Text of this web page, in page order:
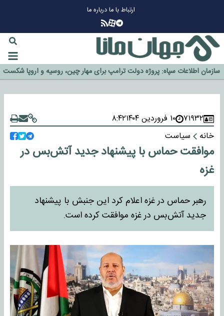
ارتباط با مادرباره ما
گزینه جدایی اوسمار روی میز مدیران پرسپولیس
آیا رئیس جمهور آمریکا قانون را دور می‌زند؟
اخراج رسمی چهره نامدار از پرسپولیس
سازمان اطلاعات سپاه: پروژه دولت ترامپ برای مهار چین، روسیه و اروپا شکست
خورد
۷۱۹۳۲ ۱۰ فروردین ۱۴۰۴
۸:۴۲
خانه
سیاست
موافقت حماس با پیشنهاد جدید آتش‌بس در
غزه
رهبر حماس در غزه اعلام کرد این جنبش با پیشنهاد
جدید آتش‌بس در غزه موافقت کرده است.